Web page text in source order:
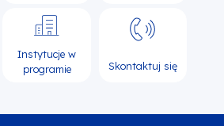
Instytucje w
programie
Skontaktuj się